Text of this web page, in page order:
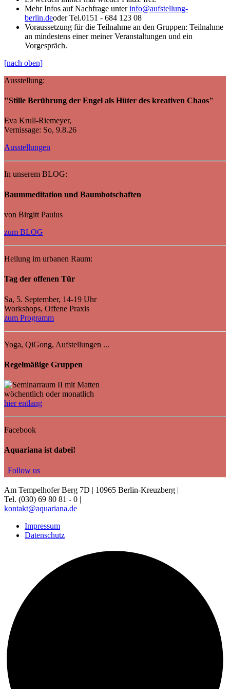
Mehr Infos auf Nachfrage unterinfo@aufstellung-
berlin.deoder Tel.0151 - 684 123 08
Voraussetzung für die Teilnahme an den Gruppen: Teilnahme
an mindestens einer meiner Veranstaltungen und ein
Vorgespräch.
[nach oben]
Ausstellung:
"Stille Berührung der Engel als Hüter des kreativen Chaos"
Eva Krull-Riemeyer,
Vernissage: So, 9.8.26
Ausstellungen
In unserem BLOG:
Baummeditation und Baumbotschaften
von Birgitt Paulus
zum BLOG
Heilung im urbanen Raum:
Tag der offenen Tür
Sa, 5. September, 14-19 Uhr
Workshops, Offene Praxis
zum Programm
Yoga, QiGong, Aufstellungen ...
Regelmäßige Gruppen
wöchentlich oder monatlich
hier entlang
Facebook
Aquariana ist dabei!
Follow us
Am Tempelhofer Berg 7D | 10965 Berlin-Kreuzberg |
Tel. (030) 69 80 81 - 0 |
kontakt@aquariana.de
Impressum
Datenschutz